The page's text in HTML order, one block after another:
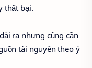
thất bại.
ra nhưng cũng cần
tài nguyên theo ý